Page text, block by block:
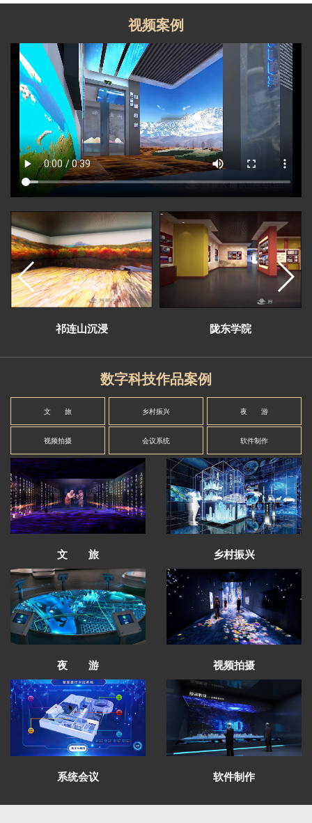
视频案例
祁连山沉浸 陇东学院
数字科技作品案例
文 旅 乡村振兴 夜 游
视频拍摄 会议系统 软件制作
文 旅 乡村振兴
夜 游 视频拍摄
系统会议 软件制作
太子山沉浸式空间通过验收
甘南州成立70周年成就展设计方案通过评审
青海卫校校史馆项目圆满完工
芳菲大地展览完成中国铁路安全警示教育馆
全案策划设计
芳菲大地展览助力财贸学院文化建设受好评
青海发投碱业企业展厅施工进行中
甘肃财贸学院校史馆一期施工进度即将完工